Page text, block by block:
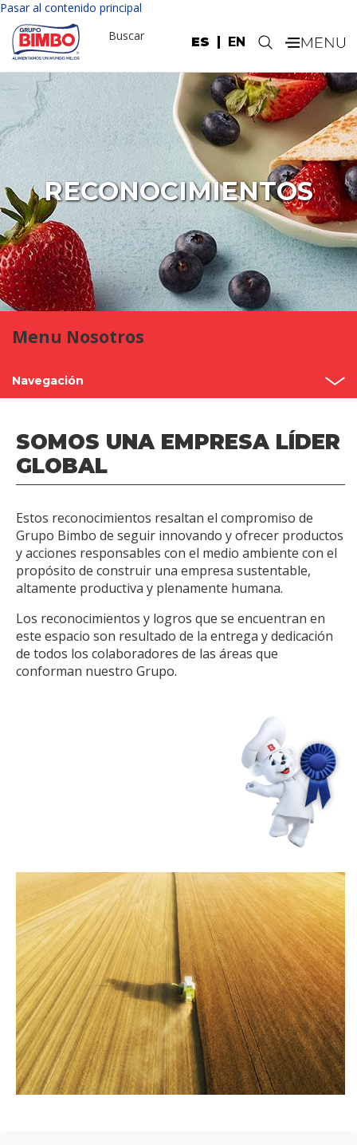
Pasar al contenido principal
ES EN
Buscar .
RECONOCIMIENTOS
Menu Nosotros
Navegación
Nuestra historia
Fundadores
Reconocimientos
Visita nuestras panaderías
SOMOS UNA EMPRESA LÍDER
GLOBAL
Estos reconocimientos resaltan el compromiso de
Grupo Bimbo de seguir innovando y ofrecer productos
y acciones responsables con el medio ambiente con el
propósito de construir una empresa sustentable,
altamente productiva y plenamente humana.
Los reconocimientos y logros que se encuentran en
este espacio son resultado de la entrega y dedicación
de todos los colaboradores de las áreas que
conforman nuestro Grupo.